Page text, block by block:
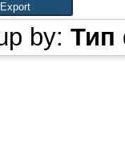
by: Тип